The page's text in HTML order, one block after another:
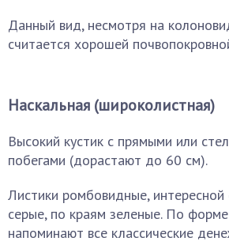
Данный вид, несмотря на
считается хорошей
Наскальная (широколистная)
Высокий кустик с прямыми или
побегами (дорастают до 60 см).
Листики ромбовидные, интересной
серые, по краям зеленые. По
напоминают все классические